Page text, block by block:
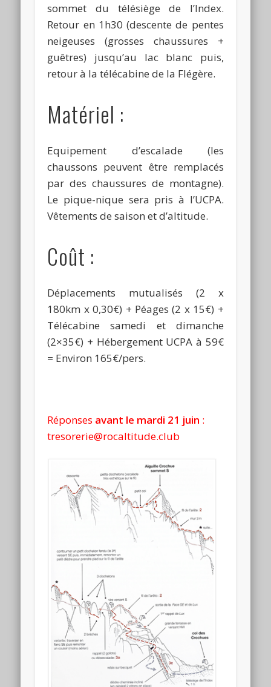
sommet du télésiège de l’Index.
Retour en 1h30 (descente de pentes
neigeuses (grosses chaussures +
guêtres) jusqu’au lac blanc puis,
retour à la télécabine de la Flégère.
Matériel :
Equipement d’escalade (les
chaussons peuvent être remplacés
par des chaussures de montagne).
Le pique-nique sera pris à l’UCPA.
Vêtements de saison et d’altitude.
Coût :
Déplacements mutualisés (2 x
180km x 0,30€) + Péages (2 x 15€) +
Télécabine samedi et dimanche
(2×35€) + Hébergement UCPA à 59€
= Environ 165€/pers.
Réponses avant le mardi 21 juin :
tresorerie@rocaltitude.club